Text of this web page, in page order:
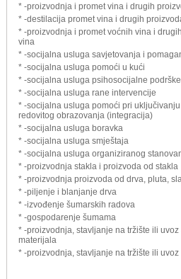
* -proizvodnja i promet vina i drugih
* -destilacija promet vina i drugih
* -proizvodnja i promet voćnih vina i
vina
* -socijalna usluga savjetovanja i
* -socijalna usluga pomoći u kući
* -socijalna usluga psihosocijalne podrške
* -socijalna usluga rane intervencije
* -socijalna usluga pomoći pri
redovitog obrazovanja (integracija)
* -socijalna usluga boravka
* -socijalna usluga smještaja
* -socijalna usluga organiziranog
* -proizvodnja stakla i proizvoda od stakla
* -proizvodnja proizvoda od drva, pluta,
* -piljenje i blanjanje drva
* -izvođenje šumarskih radova
* -gospodarenje šumama
* -proizvodnja, stavljanje na tržište ili
materijala
* -proizvodnja, stavljanje na tržište ili